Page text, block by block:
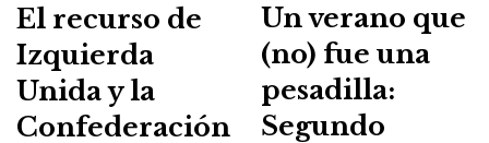
El recurso de
Izquierda
Unida y la
Confederación
Un verano que
(no) fue una
pesadilla:
Segundo